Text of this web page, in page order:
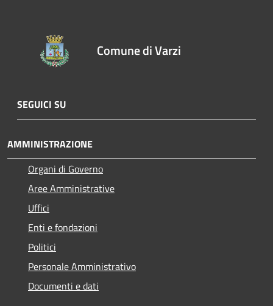
Comune di Varzi
SEGUICI SU
AMMINISTRAZIONE
Organi di Governo
Aree Amministrative
Uffici
Enti e fondazioni
Politici
Personale Amministrativo
Documenti e dati